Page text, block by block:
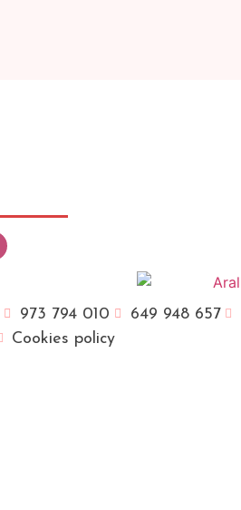
973 794 010 649 948 657
Cookies policy